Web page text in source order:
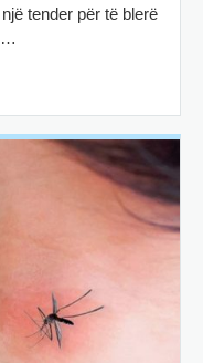
tender për të blerë